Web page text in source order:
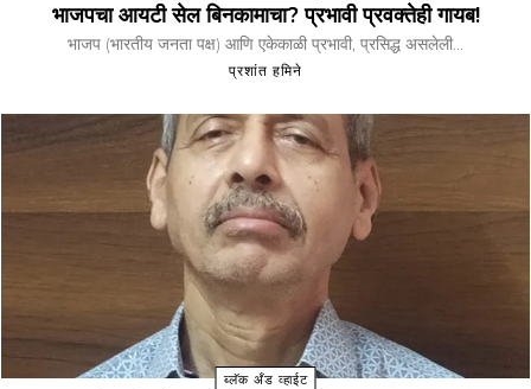
भाजपचा आयटी सेल बिनकामाचा? प्रभावी प्रवक्तेही गायब!
भाजप (भारतीय जनता पक्ष) आणि एकेकाळी प्रभावी, प्रसिद्ध असलेली...
प्रशांत हमिने
ब्लॅक अँड व्हाईट